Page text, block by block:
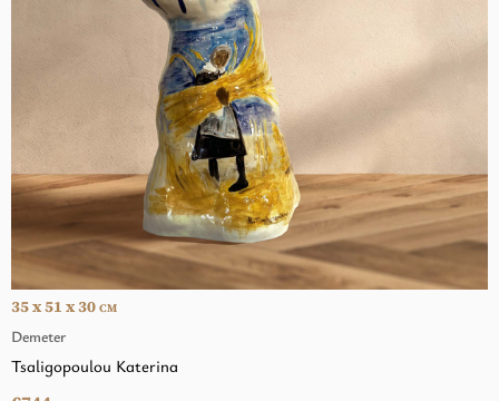
Demeter
35 x 51 x 30 CM
Tsaligopoulou Katerina